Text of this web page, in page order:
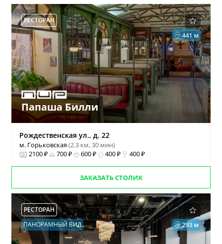
РЕСТОРАН
441 м
Папаша Билли
Рождественская ул., д. 22
м. Горьковская(2.3 км, 30 мин)
2100 ₽
700 ₽ 600 ₽ 400 ₽ 400 ₽
ЗАКАЗАТЬ СТОЛИК
РЕСТОРАН
293 м
ПАНОРАМНЫЙ ВИД